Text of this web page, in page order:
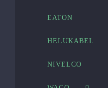
EATON
HELUKABEL
NIVELCO